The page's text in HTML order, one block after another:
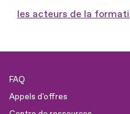
les acteurs de la
FAQ
Appels d'offres